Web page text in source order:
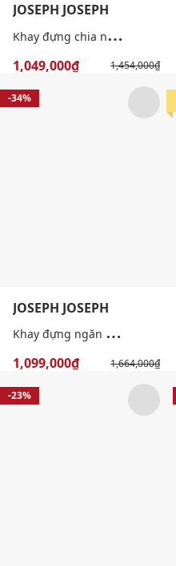
JOSEPH JOSEPH
K
hay đựng chia ngăn thông minh
1,049,000₫ 1,454,000₫
-34%
JOSEPH JOSEPH
K
hay đựng ngăn kéo Utensil
1,099,000₫ 1,664,000₫
-23%